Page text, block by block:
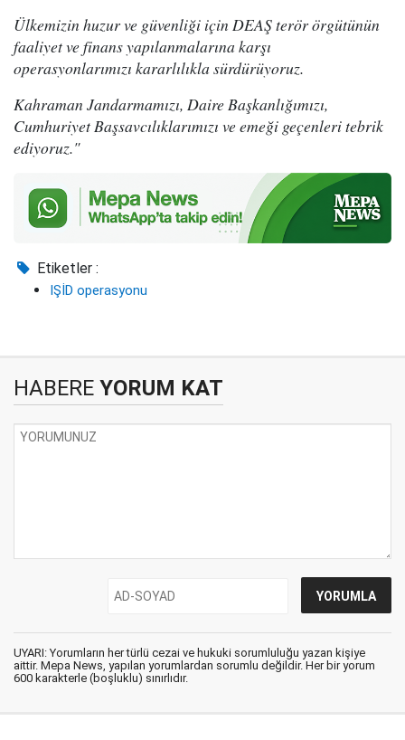
Ülkemizin huzur ve güvenliği için DEAŞ terör örgütünün
faaliyet ve finans yapılanmalarına karşı
operasyonlarımızı kararlılıkla sürdürüyoruz.
Kahraman Jandarmamızı, Daire Başkanlığımızı,
Cumhuriyet Başsavcılıklarımızı ve emeği geçenleri tebrik
ediyoruz."
Etiketler :
IŞİD operasyonu
HABERE YORUM KAT
UYARI: Yorumların her türlü cezai ve hukuki sorumluluğu yazan kişiye
aittir. Mepa News, yapılan yorumlardan sorumlu değildir. Her bir yorum
600 karakterle (boşluklu) sınırlıdır.